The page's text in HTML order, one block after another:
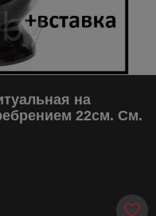
на
22см. См.